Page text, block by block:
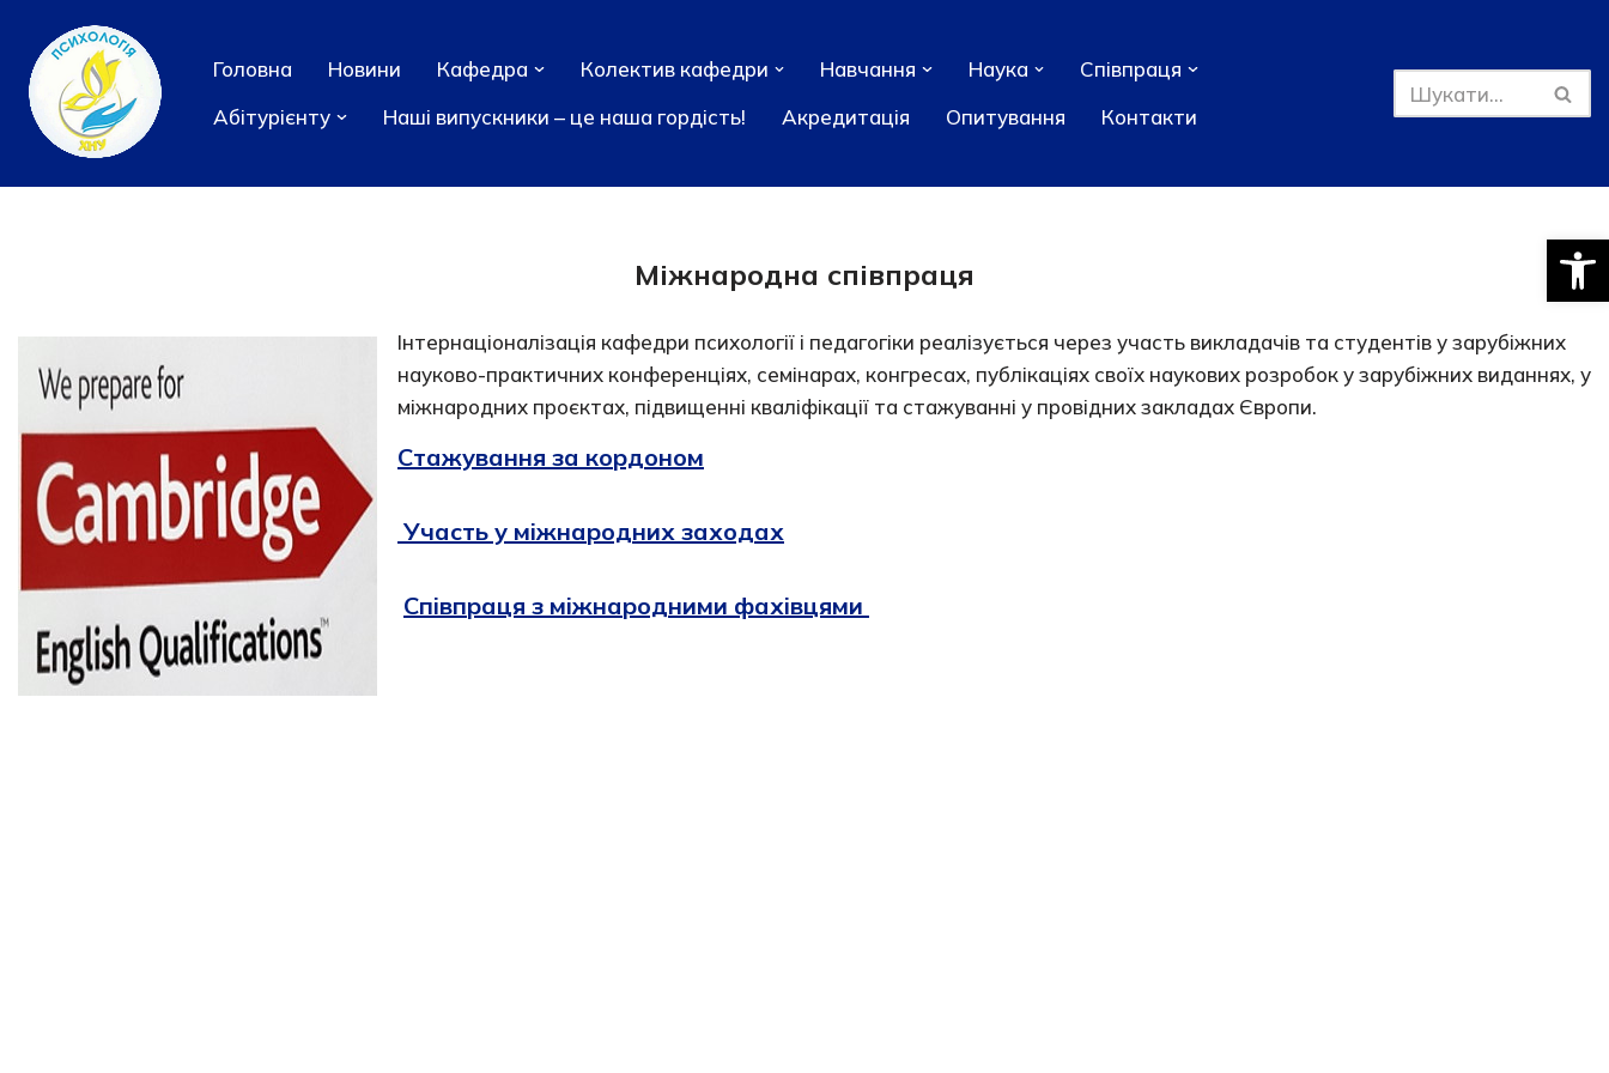
Перейти
до
вмісту
Головна Новини Кафедра Колектив кафедри Навчання Наука
Співпраця
Абітурієнту
Наші випускники – це наша гордість! Акредитація Опитування Контакти
Міжнародна співпраця
Інтернаціоналізація кафедри психології і педагогіки реалізується через участь викладачів та студентів у зарубіжних
науково-практичних конференціях, семінарах, конгресах, публікаціях своїх наукових розробок у зарубіжних виданнях, у
міжнародних проєктах, підвищенні кваліфікації та стажуванні у провідних закладах Європи.
Стажування за кордоном
Участь у мiжнародних заходах
Спiвпраця з мiжнародними фахiвцями